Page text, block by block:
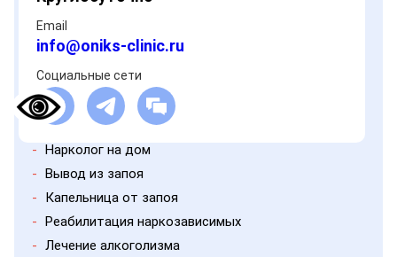
- Нарколог на дом
- Вывод из запоя
-
Капельница от запоя
- Реабилитация наркозависимых
- Лечение алкоголизма
Email
info@oniks-clinic.ru
Социальные сети